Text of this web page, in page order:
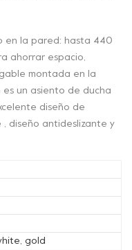
en la pared: hasta 440
ahorrar espacio,
montada en la
un asiento de ducha
diseño de
diseño antideslizante y
gold